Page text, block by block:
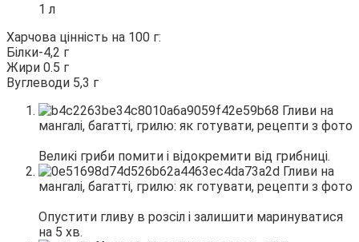
1 л
Харчова цінність на 100 г:
Білки-4,2 г
Жири 0.5 г
Вуглеводи 5,3 г
Великі гриби помити і відокремити від грибниці.
Опустити гливу в розсіл і залишити маринуватися
на 5 хв.